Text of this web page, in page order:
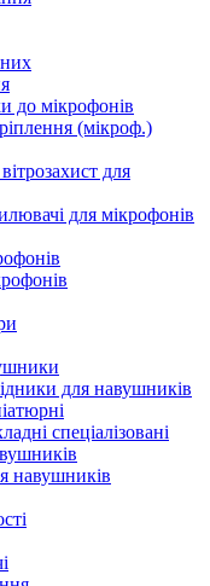
до мікрофонів
(мікроф.)
для
для мікрофонів
для навушників
спеціалізовані
навушників